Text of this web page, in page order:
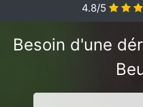
4.8/5
Besoin d'une